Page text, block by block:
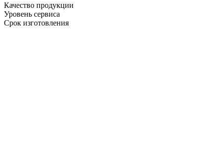
Качество продукции
Уровень сервиса
Срок изготовления